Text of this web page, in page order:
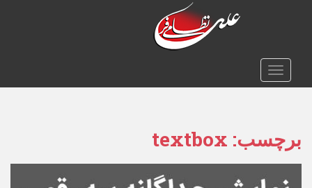
o
TOGGLE NAVIGATION
برچسب: textbox